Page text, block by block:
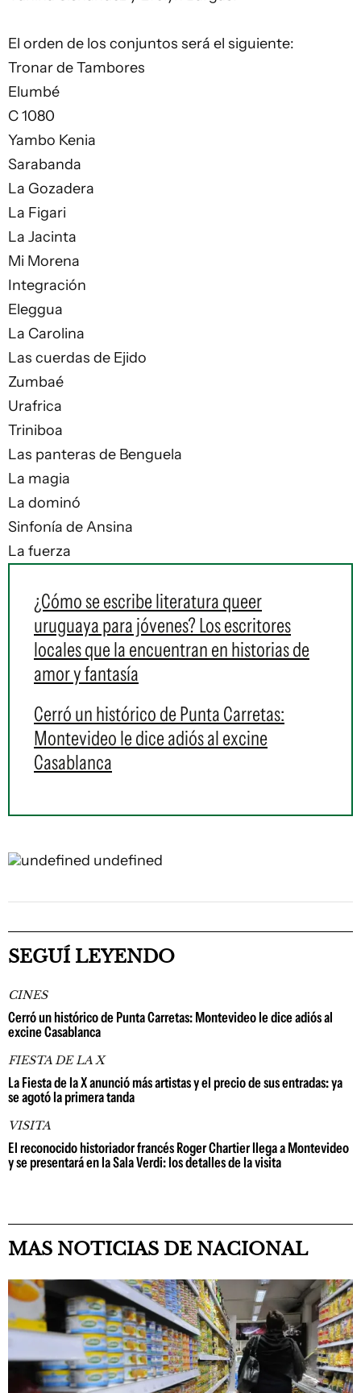
El orden de los conjuntos será el siguiente:
Tronar de Tambores
Elumbé
C 1080
Yambo Kenia
Sarabanda
La Gozadera
La Figari
La Jacinta
Mi Morena
Integración
Eleggua
La Carolina
Las cuerdas de Ejido
Zumbaé
Urafrica
Triniboa
Las panteras de Benguela
La magia
La dominó
Sinfonía de Ansina
La fuerza
¿Cómo se escribe literatura queer
uruguaya para jóvenes? Los escritores
locales que la encuentran en historias de
amor y fantasía
Cerró un histórico de Punta Carretas:
Montevideo le dice adiós al excine
Casablanca
undefined undefined
SEGUÍ LEYENDO
CINES
Cerró un histórico de Punta Carretas: Montevideo le dice adiós al
excine Casablanca
FIESTA DE LA X
La Fiesta de la X anunció más artistas y el precio de sus entradas: ya
se agotó la primera tanda
VISITA
El reconocido historiador francés Roger Chartier llega a Montevideo
y se presentará en la Sala Verdi: los detalles de la visita
MAS NOTICIAS DE NACIONAL